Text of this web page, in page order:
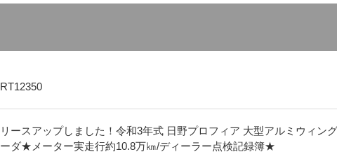
RT12350
リースアップしました！令和3年式 日野プロフィア 大型アルミウィン
ーダ★メーター実走行約10.8万㎞/ディーラー点検記録簿★